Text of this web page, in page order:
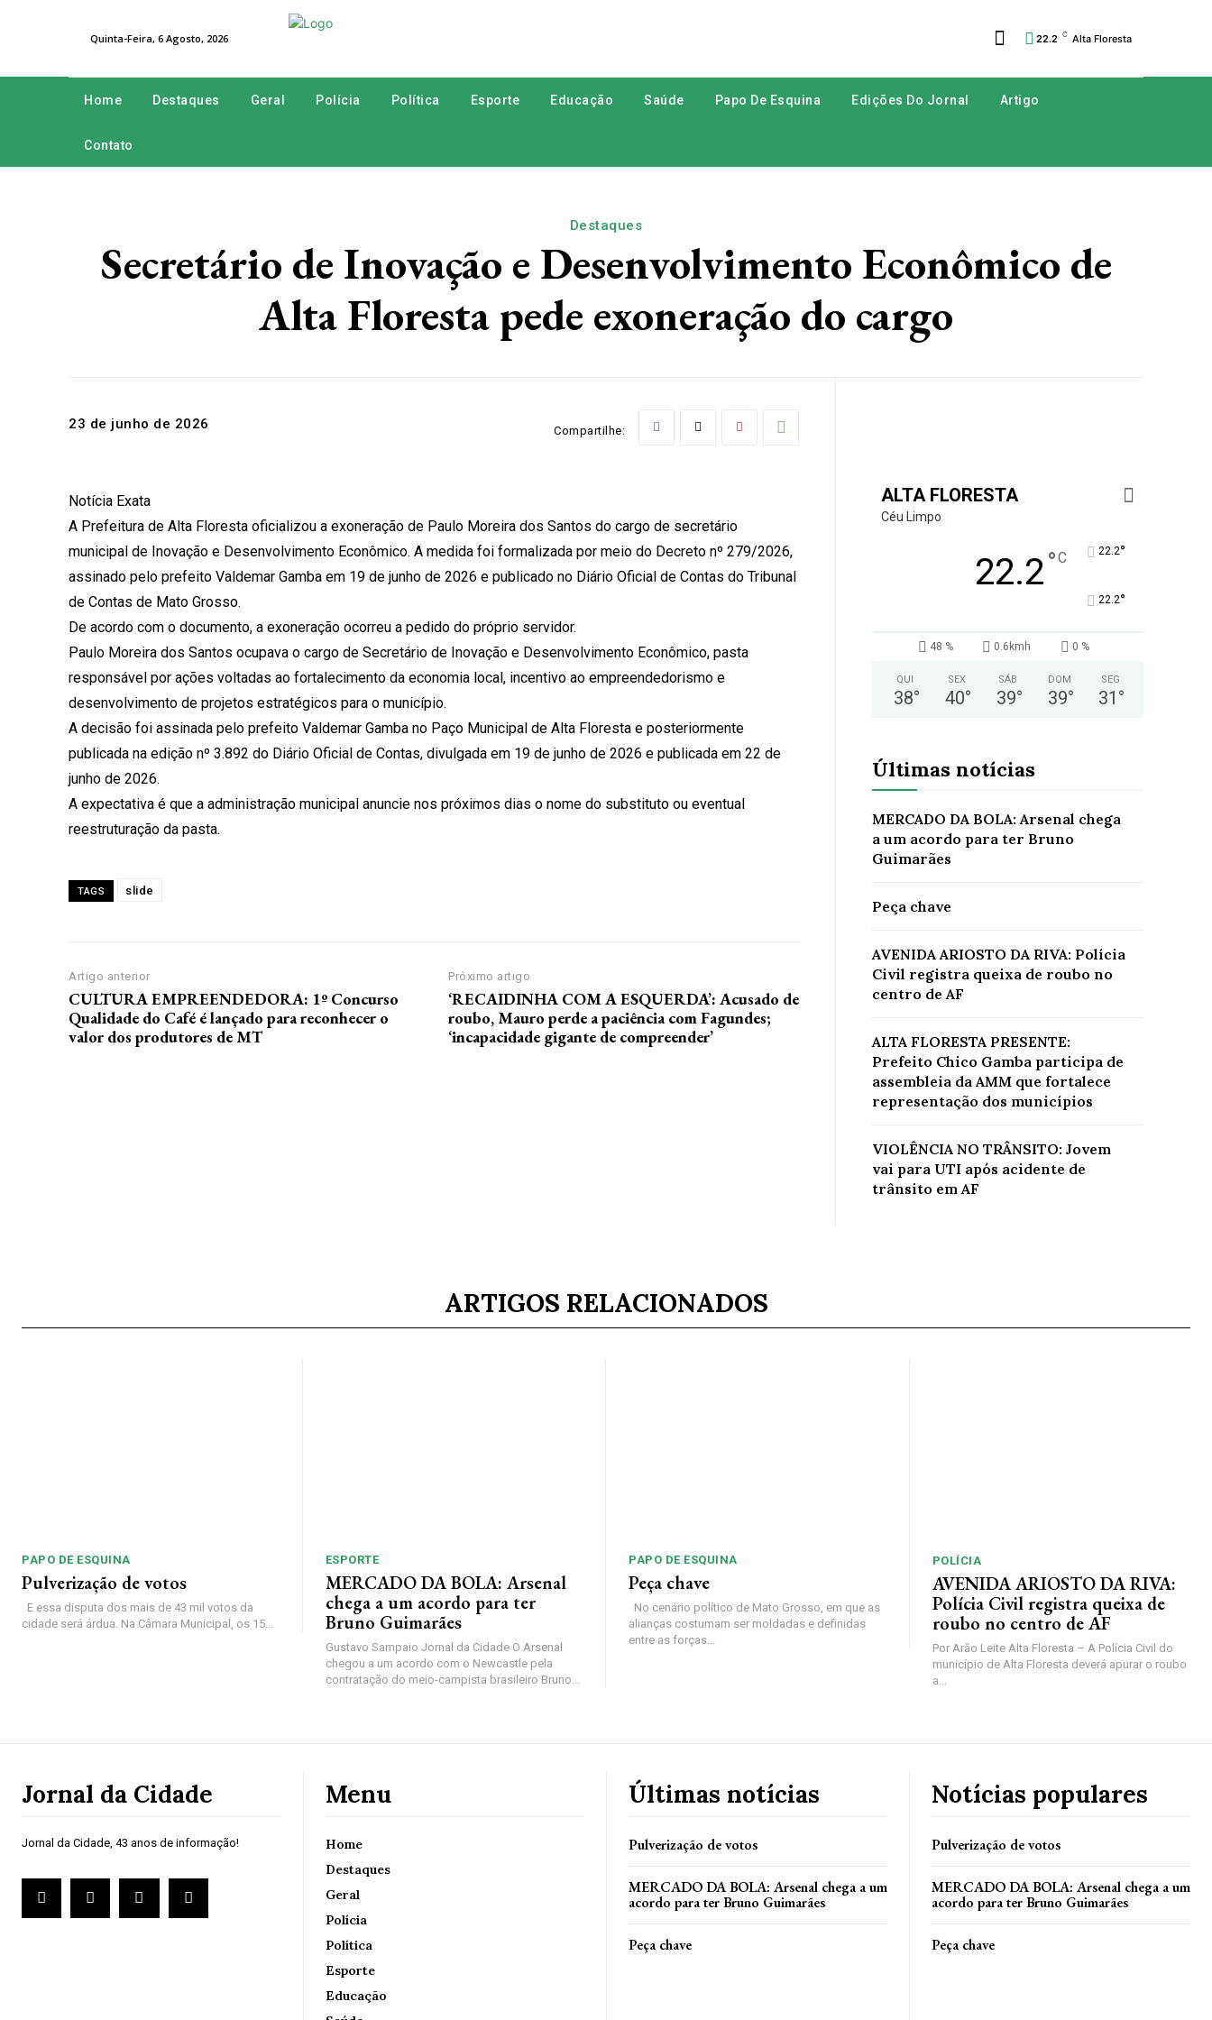
Quinta-Feira, 6 Agosto, 2026 22.2 C Alta Floresta
Home Destaques Geral Polícia Política Esporte Educação Saúde Papo De Esquina Edições Do Jornal Artigo
Contato
Destaques
Secretário de Inovação e Desenvolvimento Econômico de
Alta Floresta pede exoneração do cargo
23 de junho de 2026 Compartilhe:
Notícia Exata
A Prefeitura de Alta Floresta oficializou a exoneração de Paulo Moreira dos Santos do cargo de secretário
municipal de Inovação e Desenvolvimento Econômico. A medida foi formalizada por meio do Decreto nº 279/2026,
assinado pelo prefeito Valdemar Gamba em 19 de junho de 2026 e publicado no Diário Oficial de Contas do Tribunal
de Contas de Mato Grosso.
De acordo com o documento, a exoneração ocorreu a pedido do próprio servidor.
Paulo Moreira dos Santos ocupava o cargo de Secretário de Inovação e Desenvolvimento Econômico, pasta
responsável por ações voltadas ao fortalecimento da economia local, incentivo ao empreendedorismo e
desenvolvimento de projetos estratégicos para o município.
A decisão foi assinada pelo prefeito Valdemar Gamba no Paço Municipal de Alta Floresta e posteriormente
publicada na edição nº 3.892 do Diário Oficial de Contas, divulgada em 19 de junho de 2026 e publicada em 22 de
junho de 2026.
A expectativa é que a administração municipal anuncie nos próximos dias o nome do substituto ou eventual
reestruturação da pasta.
TAGS slide
Artigo anterior
CULTURA EMPREENDEDORA: 1º Concurso
Qualidade do Café é lançado para reconhecer o
valor dos produtores de MT
Próximo artigo
‘RECAIDINHA COM A ESQUERDA’: Acusado de
roubo, Mauro perde a paciência com Fagundes;
‘incapacidade gigante de compreender’
ALTA FLORESTA
Céu Limpo
22.2°C 22.2°
22.2°
48 % 0.6kmh 0 %
QUI
38°
SEX
40°
SÁB
39°
DOM
39°
SEG
31 °
Últimas notícias
MERCADO DA BOLA: Arsenal chega
a um acordo para ter Bruno
Guimarães
Peça chave
AVENIDA ARIOSTO DA RIVA: Polícia
Civil registra queixa de roubo no
centro de AF
ALTA FLORESTA PRESENTE:
Prefeito Chico Gamba participa de
assembleia da AMM que fortalece
representação dos municípios
VIOLÊNCIA NO TRÂNSITO: Jovem
vai para UTI após acidente de
trânsito em AF
ARTIGOS RELACIONADOS
PAPO DE ESQUINA
Pulverização de votos
E essa disputa dos mais de 43 mil votos da
cidade será árdua. Na Câmara Municipal, os 15...
ESPORTE
MERCADO DA BOLA: Arsenal
chega a um acordo para ter
Bruno Guimarães
Gustavo Sampaio Jornal da Cidade O Arsenal
chegou a um acordo com o Newcastle pela
contratação do meio-campista brasileiro Bruno...
PAPO DE ESQUINA
Peça chave
No cenário político de Mato Grosso, em que as
alianças costumam ser moldadas e definidas
entre as forças...
POLÍCIA
AVENIDA ARIOSTO DA RIVA:
Polícia Civil registra queixa de
roubo no centro de AF
Por Arão Leite Alta Floresta – A Polícia Civil do
município de Alta Floresta deverá apurar o roubo
a...
Jornal da Cidade
Jornal da Cidade, 43 anos de informação!
Menu
Home
Destaques
Geral
Polícia
Política
Esporte
Educação
Últimas notícias
Pulverização de votos
MERCADO DA BOLA: Arsenal chega a um
acordo para ter Bruno Guimarães
Peça chave
Notícias populares
Pulverização de votos
MERCADO DA BOLA: Arsenal chega a um
acordo para ter Bruno Guimarães
Peça chave